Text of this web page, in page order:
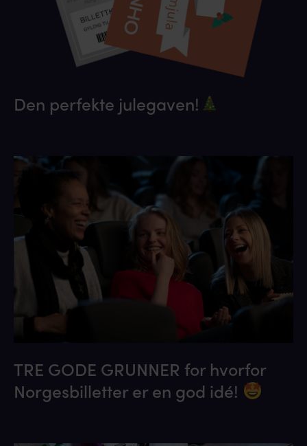
Den perfekte julegaven!
TRE GODE GRUNNER for hvorfor
Norgesbilletter er en god idé!